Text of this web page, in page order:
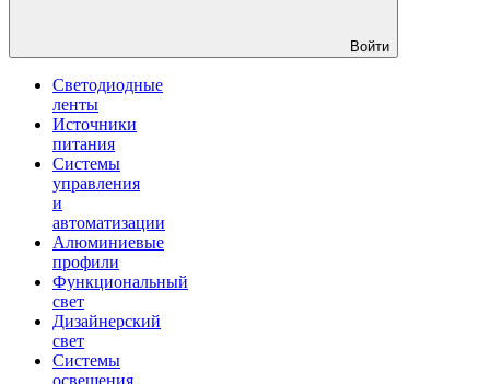
Войти
Светодиодные
ленты
Источники
питания
Системы
управления
и
автоматизации
Алюминиевые
профили
Функциональный
свет
Дизайнерский
свет
Системы
освещения